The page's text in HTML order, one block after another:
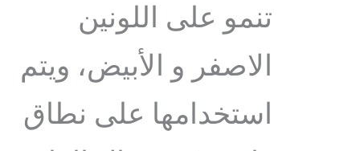
تنمو على اللونين
الاصفر و الأبيض، ويتم
استخدامها على نطاق